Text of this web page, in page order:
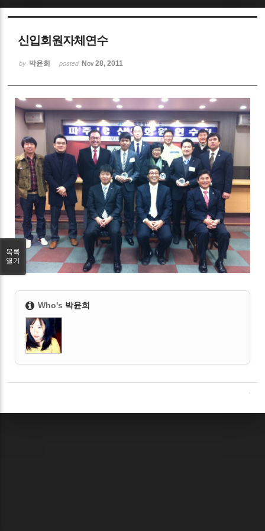
신입회원자체연수
by 박윤희 posted Nov 28, 2011
Who's 박윤희
목록
열기
Sketchbook5, 스케치북5
Sketchbook5, 스케치북5